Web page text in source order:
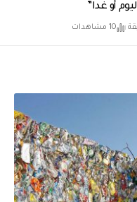
أو غدا”
10 مشاهدات